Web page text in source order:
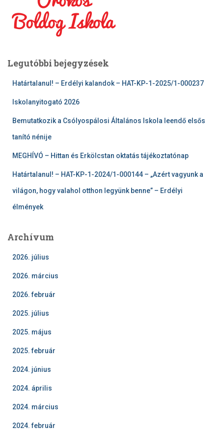
Legutóbbi bejegyzések
Határtalanul! – Erdélyi kalandok – HAT-KP-1-2025/1-000237
Iskolanyitogató 2026
Bemutatkozik a Csólyospálosi Általános Iskola leendő elsős
tanító nénije
MEGHÍVÓ – Hittan és Erkölcstan oktatás tájékoztatónap
Határtalanul! – HAT-KP-1-2024/1-000144 – „Azért vagyunk a
világon, hogy valahol otthon legyünk benne” – Erdélyi
élmények
Archívum
2026. július
2026. március
2026. február
2025. július
2025. május
2025. február
2024. június
2024. április
2024. március
2024. február